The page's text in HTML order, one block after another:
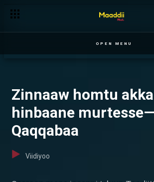
OPEN MENU
Zinnaaw homtu
hinbaane murtesse—
Qaqqabaa
Viidiyoo